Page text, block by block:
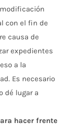
con el fin de
causa de
expedientes
a la
Es necesario
dé lugar a
hacer frente